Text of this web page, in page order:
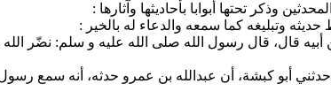
وذكر تحتها أبوابا بأحاديثها وآثارها :
وتبليغه كما سمعه والدعاء له بالخير :
قال، قال رسول الله صلى الله عليه و سلم: نضّر
أبو كبشة، أن عبدالله بن عمرو حدثه، أنه سمع